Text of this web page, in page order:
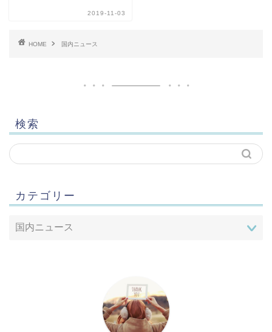
2019-11-03
HOME 国内ニュース
検索
カテゴリー